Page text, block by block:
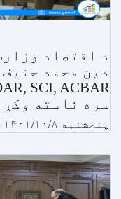
د اقتصاد
سره ناسته
پنجشنبه ۱۴۰۱/۱۰/۸ - ۸:۳۹